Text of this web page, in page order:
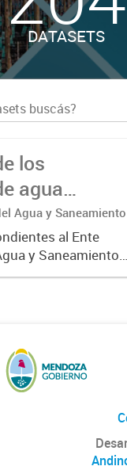
DATASETS
los
agua
Agua y Saneamiento
al Ente
y Saneamiento
las cuentas que